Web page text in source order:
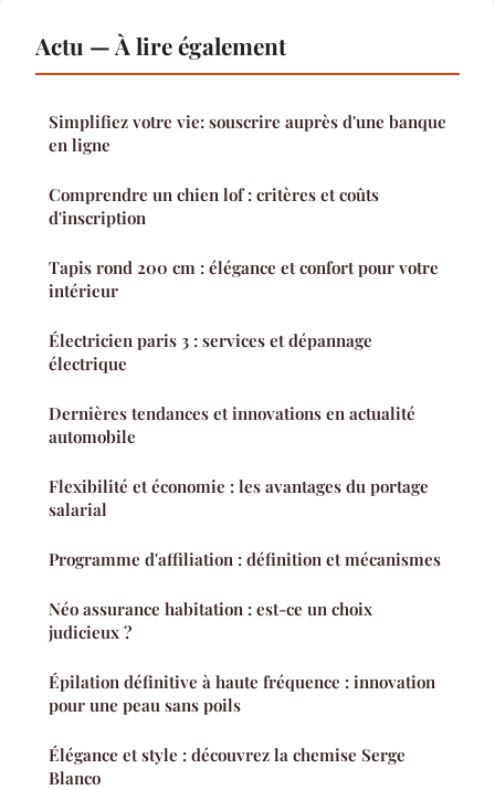
Actu — À lire également
Simplifiez votre vie: souscrire auprès d'une banque
en ligne
Comprendre un chien lof : critères et coûts
d'inscription
Tapis rond 200 cm : élégance et confort pour votre
intérieur
Électricien paris 3 : services et dépannage
électrique
Dernières tendances et innovations en actualité
automobile
Flexibilité et économie : les avantages du portage
salarial
Programme d'affiliation : définition et mécanismes
Néo assurance habitation : est-ce un choix
judicieux ?
Épilation définitive à haute fréquence : innovation
pour une peau sans poils
Élégance et style : découvrez la chemise Serge
Blanco